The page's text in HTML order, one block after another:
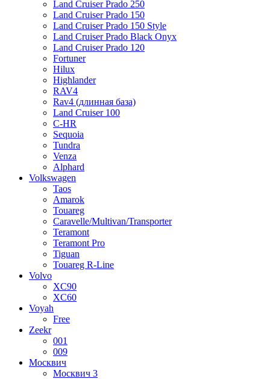
Land Cruiser Prado 250
Land Cruiser Prado 150
Land Cruiser Prado 150 Style
Land Cruiser Prado Black Onyx
Land Cruiser Prado 120
Fortuner
Hilux
Highlander
RAV4
Rav4 (длинная база)
Land Cruiser 100
C-HR
Sequoia
Tundra
Venza
Alphard
Volkswagen
Taos
Amarok
Touareg
Caravelle/Multivan/Transporter
Teramont
Teramont Pro
Tiguan
Touareg R-Line
Volvo
XC90
XC60
Voyah
Free
Zeekr
001
009
Москвич
Москвич 3